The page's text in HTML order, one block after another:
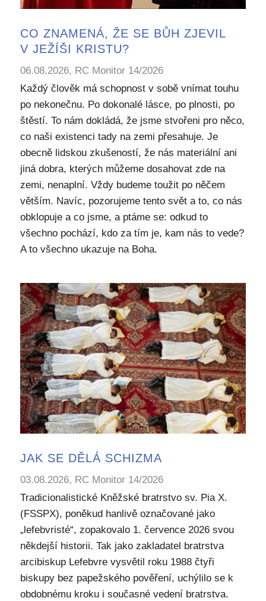
CO ZNAMENÁ, ŽE SE BŮH ZJEVIL
V JEŽÍŠI KRISTU?
06.08.2026, RC Monitor 14/2026
Každý člověk má schopnost v sobě vnímat touhu
po nekonečnu. Po dokonalé lásce, po plnosti, po
štěstí. To nám dokládá, že jsme stvořeni pro něco,
co naši existenci tady na zemi přesahuje. Je
obecně lidskou zkušeností, že nás materiální ani
jiná dobra, kterých můžeme dosahovat zde na
zemi, nenaplní. Vždy budeme toužit po něčem
větším. Navíc, pozorujeme tento svět a to, co nás
obklopuje a co jsme, a ptáme se: odkud to
všechno pochází, kdo za tím je, kam nás to vede?
A to všechno ukazuje na Boha.
JAK SE DĚLÁ SCHIZMA
03.08.2026, RC Monitor 14/2026
Tradicionalistické Kněžské bratrstvo sv. Pia X.
(FSSPX), poněkud hanlivě označované jako
„lefebvristé“, zopakovalo 1. července 2026 svou
někdejší historii. Tak jako zakladatel bratrstva
arcibiskup Lefebvre vysvětil roku 1988 čtyři
biskupy bez papežského pověření, uchýlilo se k
obdobnému kroku i současné vedení bratrstva.